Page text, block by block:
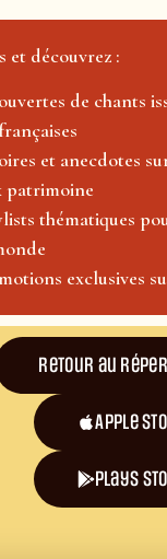
et découvrez :
de chants
et anecdotes
patrimoine
thématiques
exclusives
Retour au
Apple
plays